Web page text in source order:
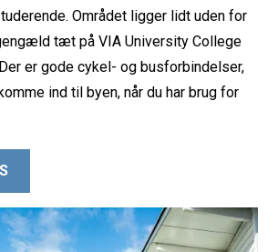
Området ligger lidt uden for
tæt på VIA University College
er gode cykel- og busforbindelser,
ind til byen, når du har brug for